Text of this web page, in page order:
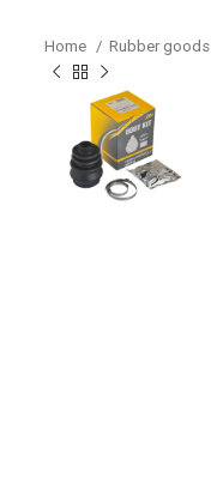
Home Rubber goods